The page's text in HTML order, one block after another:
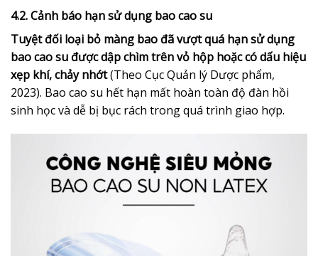
4.2. Cảnh báo hạn sử dụng bao cao su
Tuyệt đối loại bỏ màng bao đã vượt quá hạn sử dụng
bao cao su được dập chìm trên vỏ hộp hoặc có dấu hiệu
xẹp khí, chảy nhớt(Theo Cục Quản lý Dược phẩm,
2023). Bao cao su hết hạn mất hoàn toàn độ đàn hồi
sinh học và dễ bị bục rách trong quá trình giao hợp.